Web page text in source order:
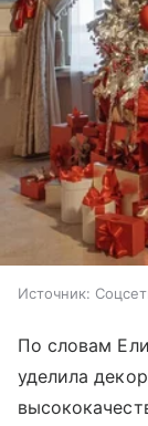
Источник:
По словам
уделила